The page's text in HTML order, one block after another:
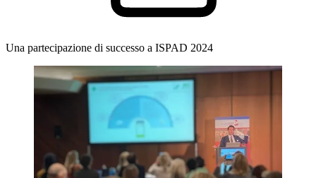
Una partecipazione di successo a ISPAD 2024